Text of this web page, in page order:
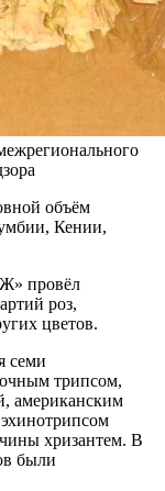
объём
Кении,
провёл
роз,
цветов.
семи
трипсом,
американским
хризантем. В
были